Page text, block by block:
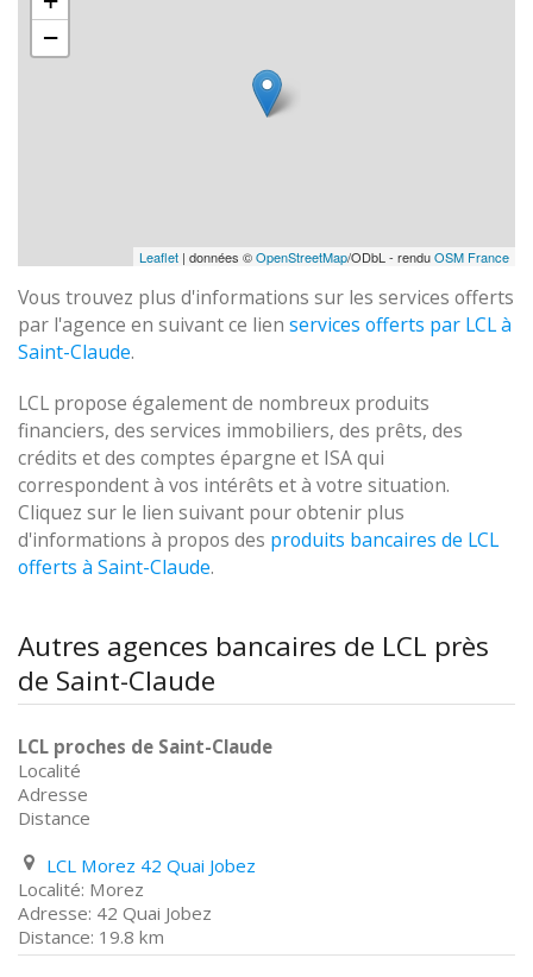
−
Leaflet | données ©OpenStreetMap/ODbL - renduOSM France
Vous trouvez plus d'informations sur les services offerts
par l'agence en suivant ce lien services offerts par LCL à
Saint-Claude.
LCL propose également de nombreux produits
financiers, des services immobiliers, des prêts, des
crédits et des comptes épargne et ISA qui
correspondent à vos intérêts et à votre situation.
Cliquez sur le lien suivant pour obtenir plus
d'informations à propos des produits bancaires de LCL
offerts à Saint-Claude.
Autres agences bancaires de LCL près
de Saint-Claude
LCL proches de Saint-Claude
Localité
Adresse
Distance
LCL Morez 42 Quai Jobez
Morez
42 Quai Jobez
19.8 km